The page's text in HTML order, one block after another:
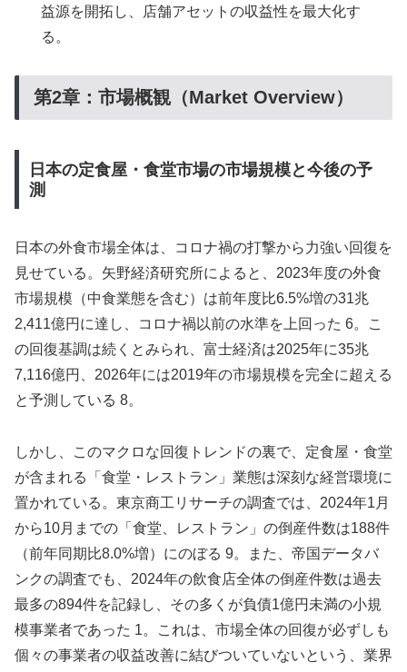
益源を開拓し、店舗アセットの収益性を最大化す
る。
第2章：市場概観（Market Overview）
日本の定食屋・食堂市場の市場規模と今後の予
測
日本の外食市場全体は、コロナ禍の打撃から力強い回復を
見せている。矢野経済研究所によると、2023年度の外食
市場規模（中食業態を含む）は前年度比6.5%増の31兆
2,411億円に達し、コロナ禍以前の水準を上回った 6。こ
の回復基調は続くとみられ、富士経済は2025年に35兆
7,116億円、2026年には2019年の市場規模を完全に超える
と予測している 8。
しかし、このマクロな回復トレンドの裏で、定食屋・食堂
が含まれる「食堂・レストラン」業態は深刻な経営環境に
置かれている。東京商工リサーチの調査では、2024年1月
から10月までの「食堂、レストラン」の倒産件数は188件
（前年同期比8.0%増）にのぼる 9。また、帝国データバ
ンクの調査でも、2024年の飲食店全体の倒産件数は過去
最多の894件を記録し、その多くが負債1億円未満の小規
模事業者であった 1。これは、市場全体の回復が必ずしも
個々の事業者の収益改善に結びついていないという、業界